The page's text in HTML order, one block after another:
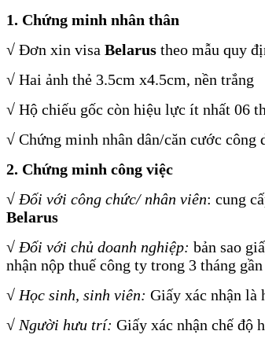
1. Chứng minh nhân thân
√ Đơn xin visa Belarus theo mẫu quy
√ Hai ảnh thẻ 3.5cm x4.5cm, nền trắng
√ Hộ chiếu gốc còn hiệu lực ít nhất 06
√ Chứng minh nhân dân/căn cước
2. Chứng minh công việc
√ Đối với công chức/ nhân viên: cung
Belarus
√ Đối với chủ doanh nghiệp: bản sao
nhận nộp thuế công ty trong 3 tháng
√ Học sinh, sinh viên: Giấy xác nhận là
√ Người hưu trí: Giấy xác nhận chế độ